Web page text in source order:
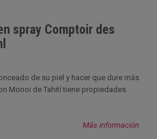
spray Comptoir des
de su piel y hacer que dure más
Monoi de Tahití tiene propiedades
Más información